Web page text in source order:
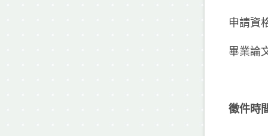
申請資
畢業論
徵件時